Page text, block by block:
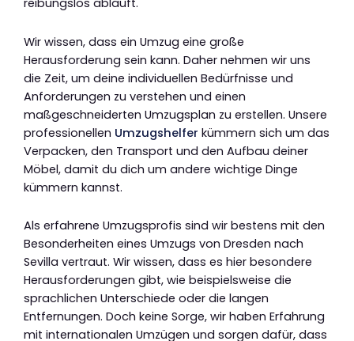
reibungslos abläuft.
Wir wissen, dass ein Umzug eine große
Herausforderung sein kann. Daher nehmen wir uns
die Zeit, um deine individuellen Bedürfnisse und
Anforderungen zu verstehen und einen
maßgeschneiderten Umzugsplan zu erstellen. Unsere
professionellen Umzugshelfer kümmern sich um das
Verpacken, den Transport und den Aufbau deiner
Möbel, damit du dich um andere wichtige Dinge
kümmern kannst.
Als erfahrene Umzugsprofis sind wir bestens mit den
Besonderheiten eines Umzugs von Dresden nach
Sevilla vertraut. Wir wissen, dass es hier besondere
Herausforderungen gibt, wie beispielsweise die
sprachlichen Unterschiede oder die langen
Entfernungen. Doch keine Sorge, wir haben Erfahrung
mit internationalen Umzügen und sorgen dafür, dass